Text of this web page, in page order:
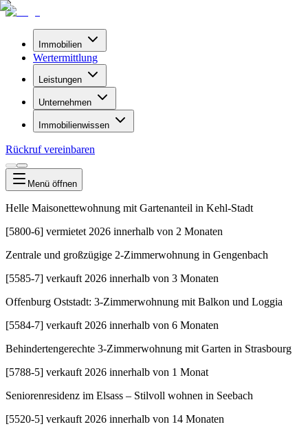
Immobilien
Wertermittlung
Leistungen
Unternehmen
Immobilienwissen
Rückruf vereinbaren
Menü öffnen
Helle Maisonettewohnung mit Gartenanteil in Kehl-Stadt
[5800-6] vermietet 2026 innerhalb von 2 Monaten
Zentrale und großzügige 2-Zimmerwohnung in Gengenbach
[5585-7] verkauft 2026 innerhalb von 3 Monaten
Offenburg Oststadt: 3-Zimmerwohnung mit Balkon und Loggia
[5584-7] verkauft 2026 innerhalb von 6 Monaten
Behindertengerechte 3-Zimmerwohnung mit Garten in Strasbourg
[5788-5] verkauft 2026 innerhalb von 1 Monat
Seniorenresidenz im Elsass – Stilvoll wohnen in Seebach
[5520-5] verkauft 2026 innerhalb von 14 Monaten